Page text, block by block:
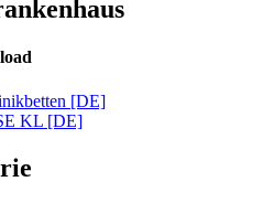
[DE]
KL [DE]